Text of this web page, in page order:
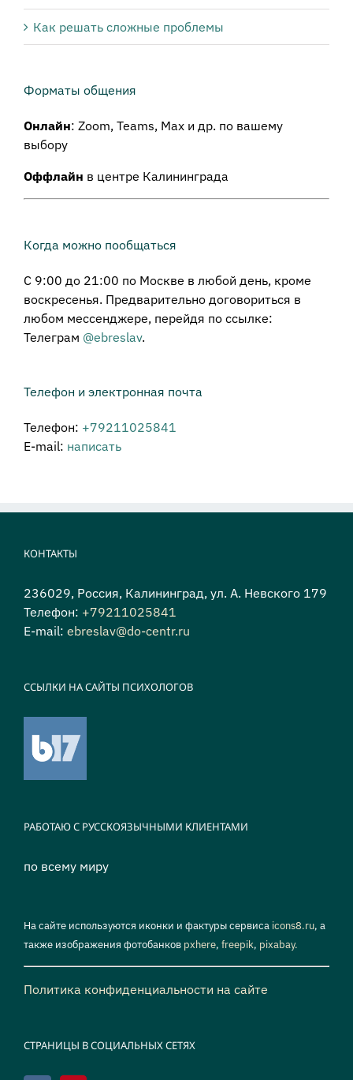
Как решать сложные проблемы
Форматы общения
Онлайн: Zoom, Teams, Max и др. по вашему
выбору
Оффлайн в центре Калининграда
Когда можно пообщаться
С 9:00 до 21:00 по Москве в любой день, кроме
воскресенья. Предварительно договориться в
любом мессенджере, перейдя по ссылке:
Телеграм @ebreslav.
Телефон и электронная почта
Телефон: +79211025841
E-mail: написать
КОНТАКТЫ
236029, Россия, Калининград, ул. А. Невского 179
Телефон: +79211025841
E-mail: ebreslav@do-centr.ru
ССЫЛКИ НА САЙТЫ ПСИХОЛОГОВ
РАБОТАЮ С РУССКОЯЗЫЧНЫМИ КЛИЕНТАМИ
по всему миру
На сайте используются иконки и фактуры сервиса icons8.ru, а
также изображения фотобанков pxhere, freepik, pixabay.
Политика конфиденциальности на сайте
СТРАНИЦЫ В СОЦИАЛЬНЫХ СЕТЯХ